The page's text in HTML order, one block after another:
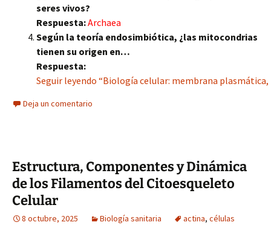
seres vivos?
Respuesta:Archaea
Según la teoría endosimbiótica, ¿las mitocondrias
tienen su origen en…
Respuesta:
Seguir leyendo “Biología celular: membrana
Deja un comentario
Estructura, Componentes y Dinámica
de los Filamentos del Citoesqueleto
Celular
8 octubre, 2025 Biología sanitaria actina, células